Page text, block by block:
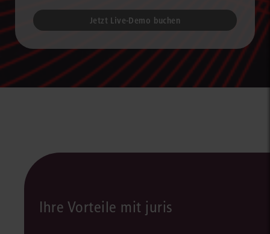
Jetzt Live-Demo buchen
Ihre Vorteile mit juris